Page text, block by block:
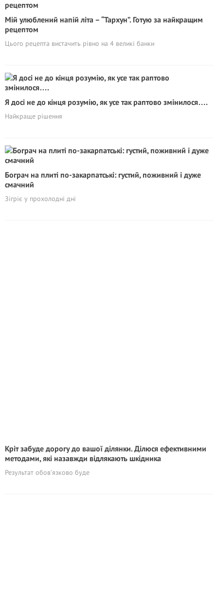
Мій улюблений напій літа – “Тархун”. Готую за найкращим
рецептом
Цього рецепта вистачить рівно на 4 великі банки
Я досі не до кінця розумію, як усе так раптово змінилося….
Найкраще рішення
Бограч на плиті по-закарпатські: густий, поживний і дуже
смачний
Зігріє у прохолодні дні
Кріт забуде дорогу до вашої ділянки. Ділюся ефективними
методами, які назавжди відлякають шкідника
Результат обов’язково буде